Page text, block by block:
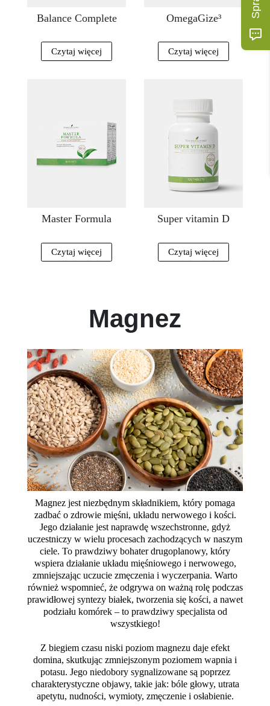
Balance Complete
Czytaj więcej
OmegaGize³
Czytaj więcej
Master Formula
Czytaj więcej
Super vitamin D
Czytaj więcej
Magnez
Magnez jest niezbędnym składnikiem, który pomaga
zadbać o zdrowie mięśni, układu nerwowego i kości.
Jego działanie jest naprawdę wszechstronne, gdyż
uczestniczy w wielu procesach zachodzących w naszym
ciele. To prawdziwy bohater drugoplanowy, który
wspiera działanie układu mięśniowego i nerwowego,
zmniejszając uczucie zmęczenia i wyczerpania. Warto
również wspomnieć, że odgrywa on ważną rolę podczas
prawidłowej syntezy białek, tworzenia się kości, a nawet
podziału komórek – to prawdziwy specjalista od
wszystkiego!
Z biegiem czasu niski poziom magnezu daje efekt
domina, skutkując zmniejszonym poziomem wapnia i
potasu. Jego niedobory sygnalizowane są poprzez
charakterystyczne objawy, takie jak: bóle głowy, utrata
apetytu, nudności, wymioty, zmęczenie i osłabienie.